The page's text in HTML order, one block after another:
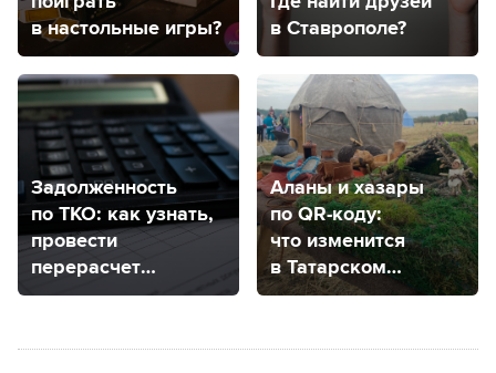
в настольные игры?
в Ставрополе?
Задолженность
по ТКО: как узнать,
провести
перерасчет
и оспорить
крае?
Аланы и хазары
по QR-коду:
что изменится
в Татарском
городище?